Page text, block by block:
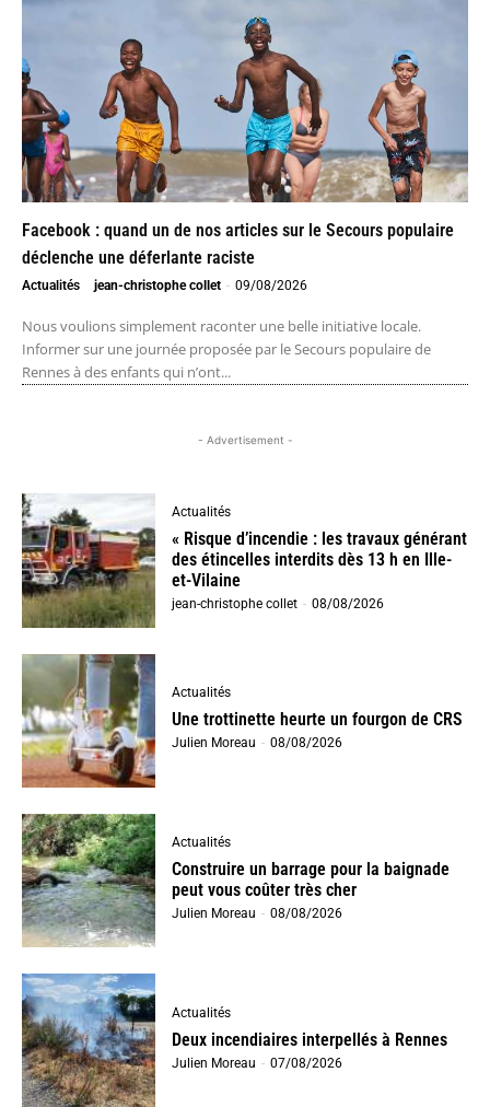
Facebook : quand un de nos articles sur le Secours populaire
déclenche une déferlante raciste
Actualités jean-christophe collet - 09/08/2026
Nous voulions simplement raconter une belle initiative locale.
Informer sur une journée proposée par le Secours populaire de
Rennes à des enfants qui n’ont...
- Advertisement -
Actualités
« Risque d’incendie : les travaux générant
des étincelles interdits dès 13 h en Ille-
et-Vilaine
jean-christophe collet - 08/08/2026
Actualités
Une trottinette heurte un fourgon de CRS
Julien Moreau - 08/08/2026
Actualités
Construire un barrage pour la baignade
peut vous coûter très cher
Julien Moreau - 08/08/2026
Actualités
Deux incendiaires interpellés à Rennes
Julien Moreau - 07/08/2026